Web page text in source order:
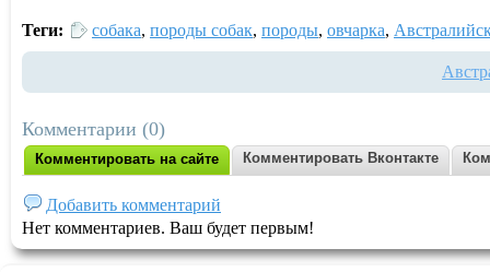
Теги: собака, породы собак, породы, овчарка,
Комментарии (0)
Комментировать на сайте Комментировать Вконтакте
Добавить комментарий
Нет комментариев. Ваш будет первым!